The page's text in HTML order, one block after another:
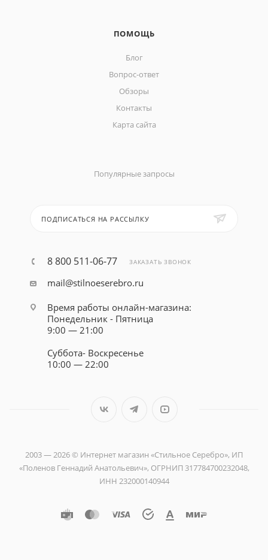
ПОМОЩЬ
Блог
Вопрос-ответ
Обзоры
Контакты
Карта сайта
Популярные запросы
ПОДПИСАТЬСЯ НА РАССЫЛКУ
8 800 511-06-77 ЗАКАЗАТЬ ЗВОНОК
mail@stilnoeserebro.ru
Время работы онлайн-магазина:
Понедельник - Пятница
9:00 — 21:00
Суббота- Воскресенье
10:00 — 22:00
2003 — 2026 © Интернет магазин «Стильное Серебро», ИП
«Поленов Геннадий Анатольевич», ОГРНИП 317784700232048,
ИНН 232000140944